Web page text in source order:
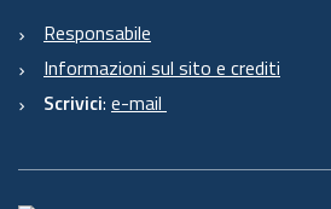
Responsabile
Informazioni sul sito e crediti
Scrivici: e-mail